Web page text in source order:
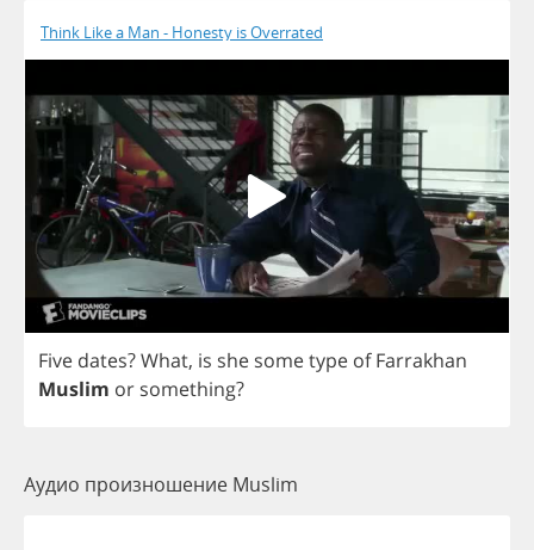
Think Like a Man - Honesty is Overrated
Five dates?What, is she sometype of Farrakhan
Muslim or something?
Аудио произношение Muslim